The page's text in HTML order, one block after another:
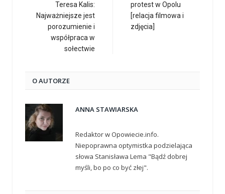
Teresa Kalis:
Najważniejsze jest
porozumienie i
współpraca w
sołectwie
protest w Opolu
[relacja filmowa i
zdjęcia]
O AUTORZE
ANNA STAWIARSKA
Redaktor w Opowiecie.info.
Niepoprawna optymistka podzielająca
słowa Stanisława Lema "Bądź dobrej
myśli, bo po co być złej".